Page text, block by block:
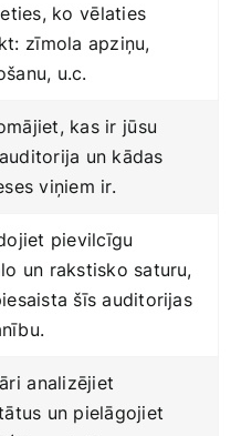
ko⁢ vēlaties
zīmola‍ apziņu,
u.c.
kas ir ⁢jūsu‌
un ‌kādas‌
viņiem ​ir.
pievilcīgu
un rakstisko saturu,
šīs auditorijas
⁢analizējiet
un ‍pielāgojiet